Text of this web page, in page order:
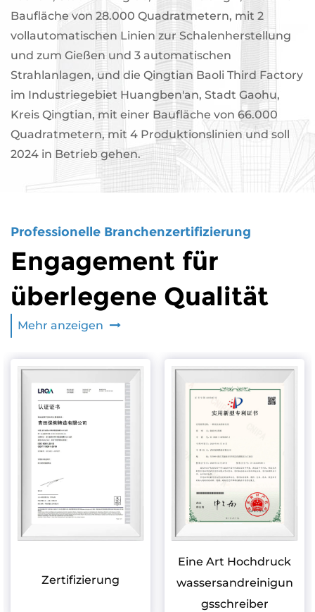
Baufläche von 28.000 Quadratmetern, mit 2
vollautomatischen Linien zur Schalenherstellung
und zum Gießen und 3 automatischen
Strahlanlagen, und die Qingtian Baoli Third Factory
im Industriegebiet Huangben'an, Stadt Gaohu,
Kreis Qingtian, mit einer Baufläche von 66.000
Quadratmetern, mit 4 Produktionslinien und soll
2024 in Betrieb gehen.
Professionelle Branchenzertifizierung
Engagement für
überlegene Qualität
Mehr anzeigen
Zertifizierung
Eine Art Hochdruck
wassersandreinigun
gsschreiber